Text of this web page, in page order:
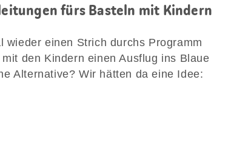
fürs Basteln mit Kindern
wieder einen Strich durchs Programm
den Kindern einen Ausflug ins Blaue
Alternative? Wir hätten da eine Idee: